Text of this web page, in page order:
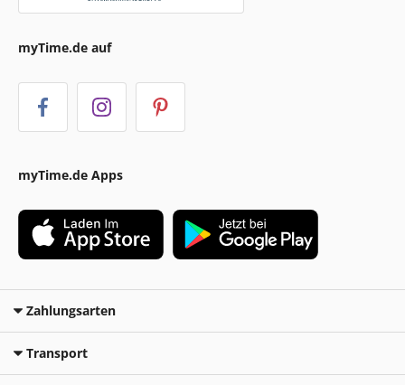
myTime.de auf
myTime.de Apps
Zahlungsarten
Transport